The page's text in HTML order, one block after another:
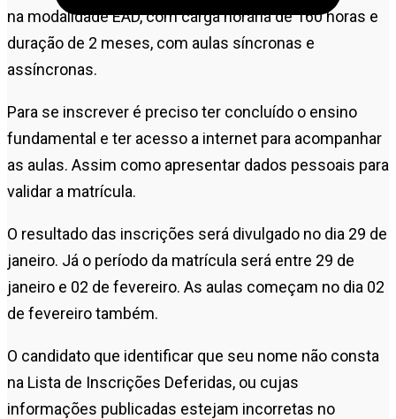
na modalidade EAD, com carga horária de 160 horas e
duração de 2 meses, com aulas síncronas e
assíncronas.
Para se inscrever é preciso ter concluído o ensino
fundamental e ter acesso a internet para acompanhar
as aulas. Assim como apresentar dados pessoais para
validar a matrícula.
O resultado das inscrições será divulgado no dia 29 de
janeiro. Já o período da matrícula será entre 29 de
janeiro e 02 de fevereiro. As aulas começam no dia 02
de fevereiro também.
O candidato que identificar que seu nome não consta
na Lista de Inscrições Deferidas, ou cujas
informações publicadas estejam incorretas no